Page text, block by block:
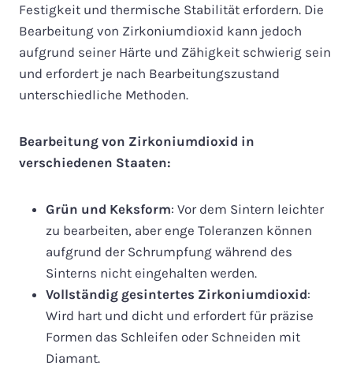
Festigkeit und thermische Stabilität erfordern. Die
Bearbeitung von Zirkoniumdioxid kann jedoch
aufgrund seiner Härte und Zähigkeit schwierig sein
und erfordert je nach Bearbeitungszustand
unterschiedliche Methoden.
Bearbeitung von Zirkoniumdioxid in
verschiedenen Staaten:
Grün und Keksform: Vor dem Sintern leichter
zu bearbeiten, aber enge Toleranzen können
aufgrund der Schrumpfung während des
Sinterns nicht eingehalten werden.
Vollständig gesintertes Zirkoniumdioxid:
Wird hart und dicht und erfordert für präzise
Formen das Schleifen oder Schneiden mit
Diamant.